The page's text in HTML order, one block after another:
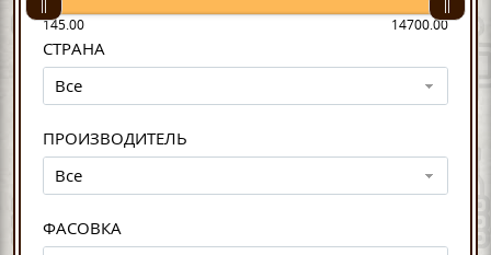
145.00 14700.00
СТРАНА
Все
ПРОИЗВОДИТЕЛЬ
Все
ФАСОВКА